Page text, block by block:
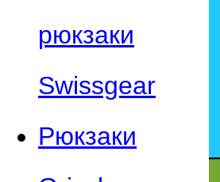
рюкзаки
Swissgear
Рюкзаки